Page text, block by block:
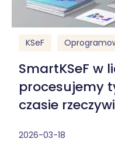
KSeF
SmartKSeF w
procesujemy
czasie
2026-03-18